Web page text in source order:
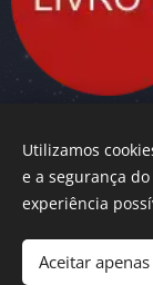
Cascata
Todos
Utilizamos
e a segurança
experiência
Aceitar